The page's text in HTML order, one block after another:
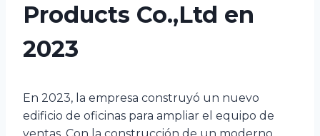
Products Co.,Ltd en
2023
En 2023, la empresa construyó un nuevo
edificio de oficinas para ampliar el equipo de